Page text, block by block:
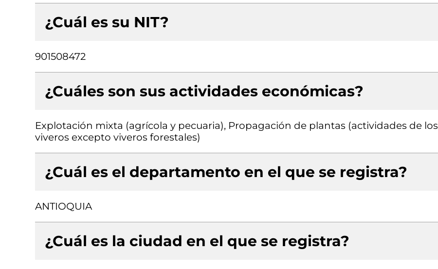
¿Cuál es su NIT?
901508472
¿Cuáles son sus actividades económicas?
Explotación mixta (agrícola y pecuaria), Propagación de plantas (actividades de los
viveros excepto viveros forestales)
¿Cuál es el departamento en el que se registra?
ANTIOQUIA
¿Cuál es la ciudad en el que se registra?